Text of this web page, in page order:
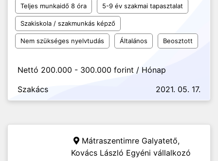
Teljes munkaidő 8 óra 5-9 év szakmai tapasztalat
Szakiskola / szakmunkás képző
Nem szükséges nyelvtudás Általános Beosztott
Nettó 200.000 - 300.000 forint / Hónap
Szakács
2021. 05. 17.
Mátraszentimre Galyatető,
Kovács László Egyéni vállalkozó